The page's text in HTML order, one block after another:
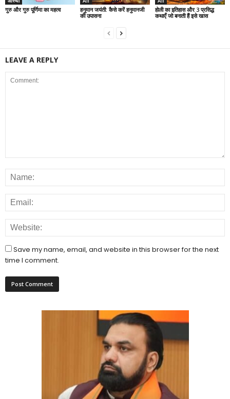
गुरु और गुरु पूर्णिमा का महत्व
हनुमान जयंती: कैसे करें हनुमानजी
की उपासना
होली का इतिहास और 3 प्रसिद्ध
कथाएँ जो बनाती हैं इसे खास
LEAVE A REPLY
Save my name, email, and website in this browser for the next
time I comment.